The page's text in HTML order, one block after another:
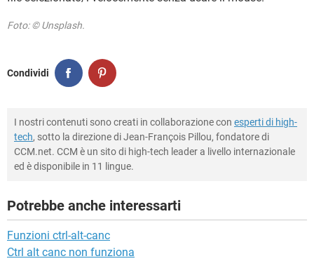
Foto: © Unsplash.
Condividi
I nostri contenuti sono creati in collaborazione con esperti di high-
tech, sotto la direzione di Jean-François Pillou, fondatore di
CCM.net. CCM è un sito di high-tech leader a livello internazionale
ed è disponibile in 11 lingue.
Potrebbe anche interessarti
Funzioni ctrl-alt-canc
Ctrl alt canc non funziona